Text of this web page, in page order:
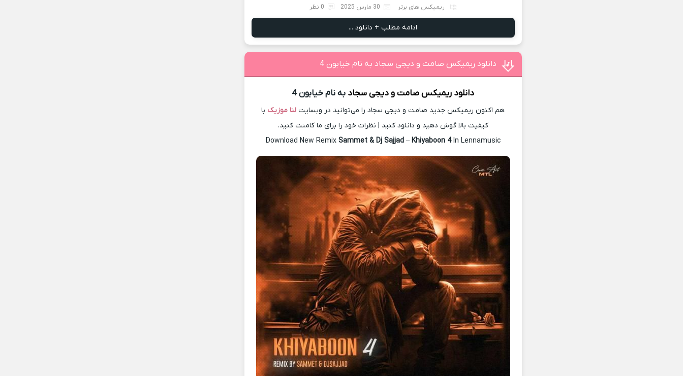
ریمیکس های برتر 30 مارس 2025 0 نظر
ادامه مطلب + دانلود ...
دانلود ریمیکس صامت و دیجی سجاد به نام خیابون 4
دانلود ریمیکس صامت و دیجی سجاد به نام خیابون 4
هم اکنون ریمیکس جدید صامت و دیجی سجاد را می‌توانید در وبسایت لنا موزیک با
کیفیت بالا گوش دهید و دانلود کنید | نظرات خود را برای ما کامنت کنید.
Download New Remix Sammet & Dj Sajjad– Khiyaboon 4In Lennamusic